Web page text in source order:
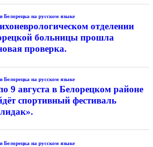
Белорецка на русском языке
отделении
больницы прошла
проверка.
Белорецка на русском языке
9 августа в Белорецком районе
спортивный фестиваль
Белорецка на русском языке